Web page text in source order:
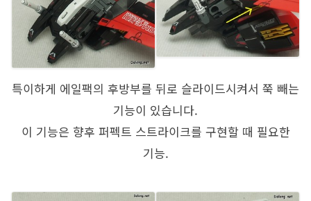
특이하게 에일팩의 후방부를 뒤로 슬라이드시켜서 쭉 빼는
기능이 있습니다.
이 기능은 향후 퍼펙트 스트라이크를 구현할 때 필요한
기능.